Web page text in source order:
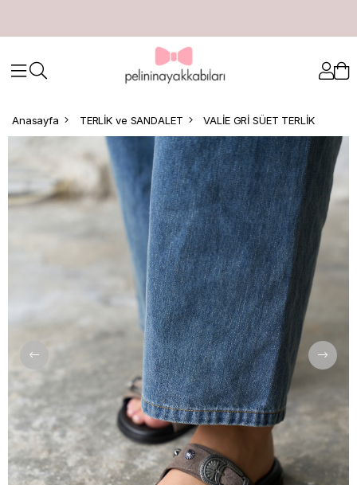
Anasayfa TERLİK ve SANDALET VALİE GRİ SÜET TERLİK